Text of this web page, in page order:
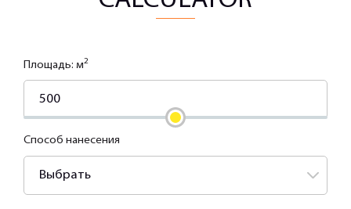
Площадь: м2
Способ нанесения
Выбрать